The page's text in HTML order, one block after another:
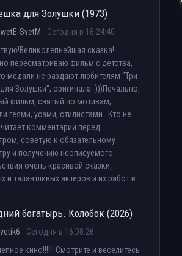
для Золушки (1973)
SvetM
Сегодня в 18:24:40
сказка!
пересматриваю фильм с детства,
медали не раздают любителям "Три
Золушки", оригинала:-)))Печально,
фильм, снятый по мотивам,
геями, усами, стилистами...Кто не
комментарии перед
советую к обязательному
и получению неописуемого
очень красивой сказки,
и талантливых актёров и их работ в
богатырь. Колобок (2026)
Сегодня в 16:08:26
кино!!!!!! Смотрите и веселитесь